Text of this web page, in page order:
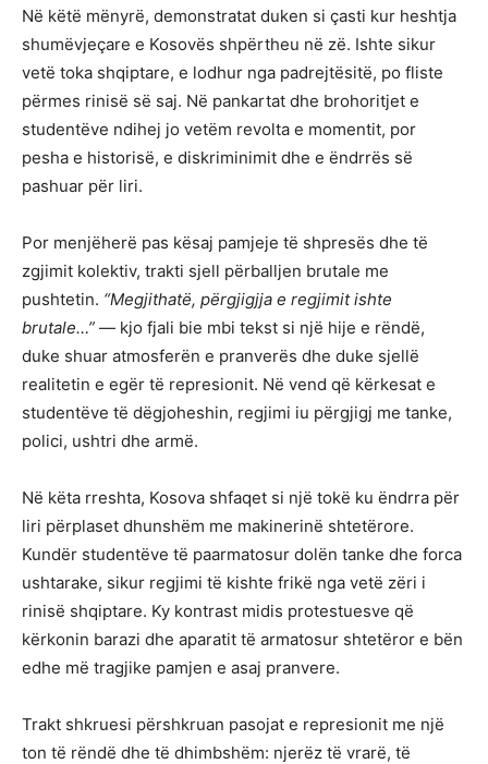
Në këtë mënyrë, demonstratat duken si çasti kur heshtja
shumëvjeçare e Kosovës shpërtheu në zë. Ishte sikur
vetë toka shqiptare, e lodhur nga padrejtësitë, po fliste
përmes rinisë së saj. Në pankartat dhe brohoritjet e
studentëve ndihej jo vetëm revolta e momentit, por
pesha e historisë, e diskriminimit dhe e ëndrrës së
pashuar për liri.
Por menjëherë pas kësaj pamjeje të shpresës dhe të
zgjimit kolektiv, trakti sjell përballjen brutale me
pushtetin. “Megjithatë, përgjigjja e regjimit ishte
brutale…” — kjo fjali bie mbi tekst si një hije e rëndë,
duke shuar atmosferën e pranverës dhe duke sjellë
realitetin e egër të represionit. Në vend që kërkesat e
studentëve të dëgjoheshin, regjimi iu përgjigj me tanke,
polici, ushtri dhe armë.
Në këta rreshta, Kosova shfaqet si një tokë ku ëndrra për
liri përplaset dhunshëm me makinerinë shtetërore.
Kundër studentëve të paarmatosur dolën tanke dhe forca
ushtarake, sikur regjimi të kishte frikë nga vetë zëri i
rinisë shqiptare. Ky kontrast midis protestuesve që
kërkonin barazi dhe aparatit të armatosur shtetëror e bën
edhe më tragjike pamjen e asaj pranvere.
Trakt shkruesi përshkruan pasojat e represionit me një
ton të rëndë dhe të dhimbshëm: njerëz të vrarë, të